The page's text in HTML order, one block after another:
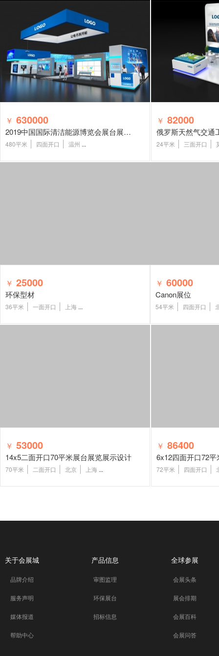
￥ 630000
2019中国国际清洁能源博览会展台展览展示设计
480平米 四面开口 温州 ...
￥ 82000
24平米 三面开口
￥ 25000
环保型材
36平米 一面开口 上海 ...
￥ 60000
Canon展位
54平米 四面开口
￥ 53000
14x5二面开口70平米展台展览展示设计
70平米 二面开口 北京 上海 ...
￥ 86400
6x12四面开口72
72平米 四面开口
关于会展城
品牌介绍
服务声明
媒体报道
帮助中心
产品信息
审图监理
环保展台
招标信息
全球参展
会展头条
展会排期
会展百科
会展问答